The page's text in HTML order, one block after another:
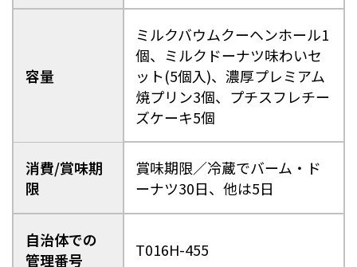
四国エリア
小豆島町（香川県）
松山市（愛媛県）
東温市（愛媛県）砥部町（愛媛県）
九州エリア
壱岐市（長崎県）西海市（長崎県）
宇城市（熊本県）指宿市（鹿児島県）
容量
ミルクバウムクーヘンホール1
個、ミルクドーナツ味わいセ
ット(5個入)、濃厚プレミアム
焼プリン3個、プチスフレチー
ズケーキ5個
消費/賞味期
限
賞味期限／冷蔵でバーム・ド
ーナツ30日、他は5日
自治体での
管理番号
T016H-455